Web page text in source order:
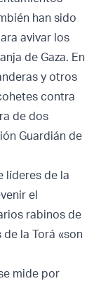
han sido
avivar los
de Gaza. En
y otros
contra
de dos
Guardián de
líderes de la
el
rabinos de
la Torá «son
mide por